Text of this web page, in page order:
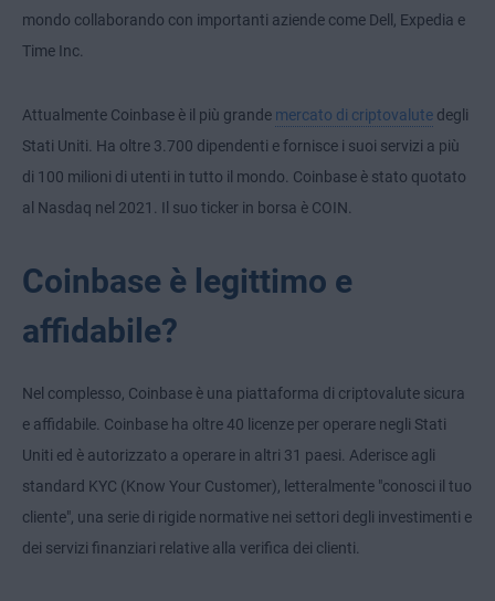
mondo collaborando con importanti aziende come Dell, Expedia e
Time Inc.
Attualmente Coinbase è il più grande mercato di criptovalute degli
Stati Uniti. Ha oltre 3.700 dipendenti e fornisce i suoi servizi a più
di 100 milioni di utenti in tutto il mondo. Coinbase è stato quotato
al Nasdaq nel 2021. Il suo ticker in borsa è COIN.
Coinbase è legittimo e
affidabile?
Nel complesso, Coinbase è una piattaforma di criptovalute sicura
e affidabile. Coinbase ha oltre 40 licenze per operare negli Stati
Uniti ed è autorizzato a operare in altri 31 paesi. Aderisce agli
standard KYC (Know Your Customer), letteralmente "conosci il tuo
cliente", una serie di rigide normative nei settori degli investimenti e
dei servizi finanziari relative alla verifica dei clienti.